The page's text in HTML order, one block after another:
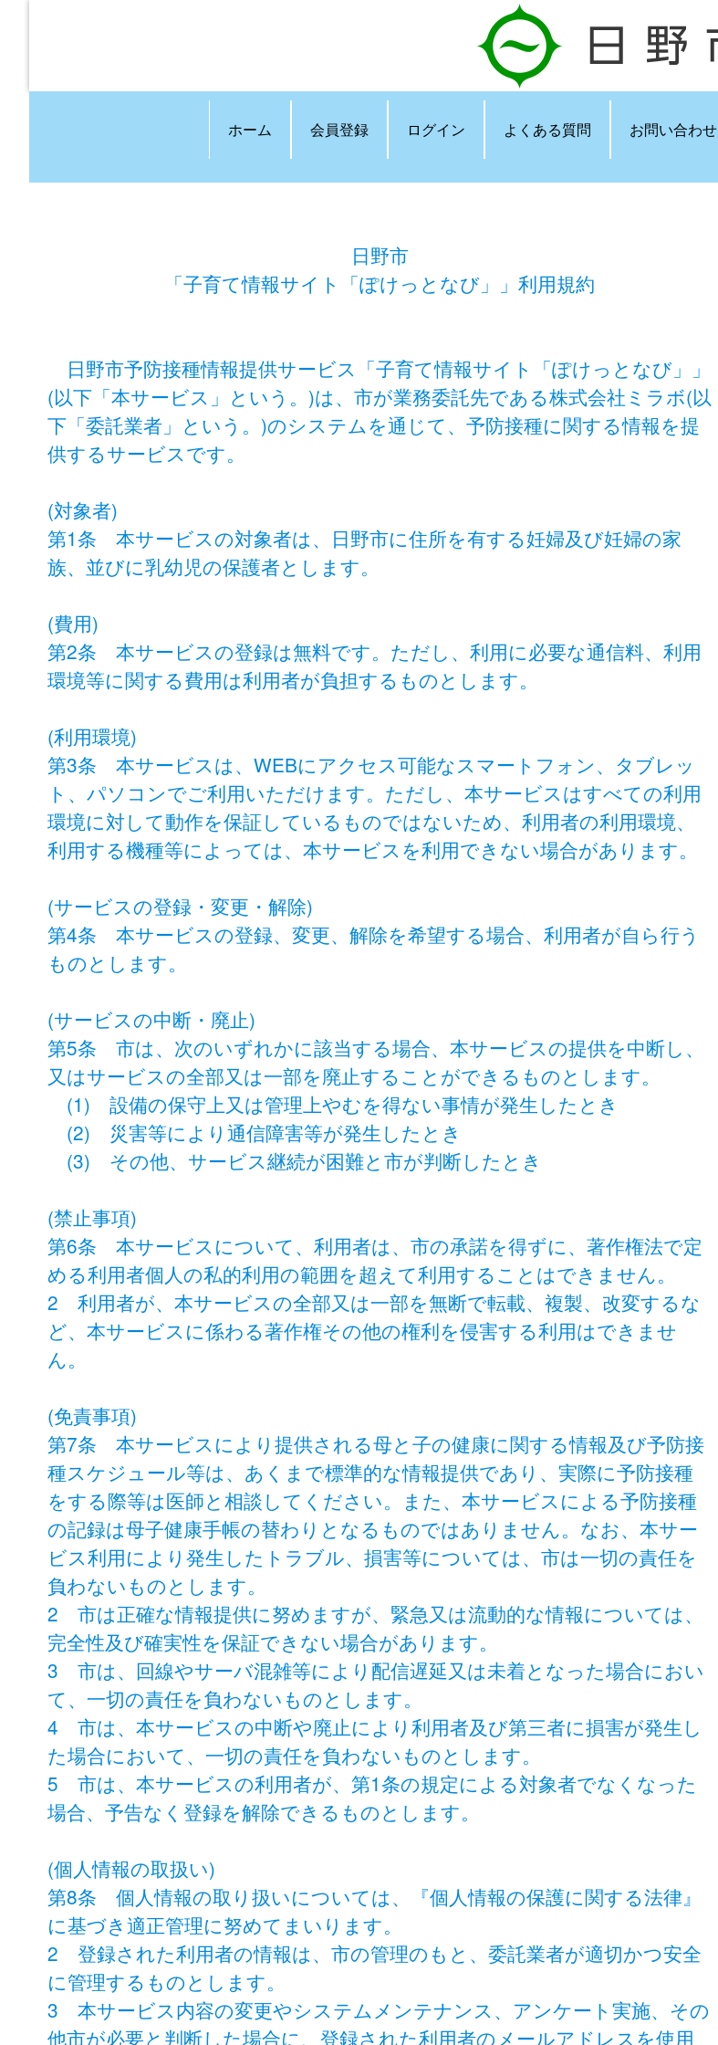
ホーム 会員登録 ログイン よくある質問 お問い合わせ
日野市
「子育て情報サイト「ぽけっとなび」」利用規約
日野市予防接種情報提供サービス「子育て情報サイト「ぽけっとなび」」
(以下「本サービス」という。)は、市が業務委託先である株式会社ミラボ(以
下「委託業者」という。)のシステムを通じて、予防接種に関する情報を提
供するサービスです。
(対象者)
第1条 本サービスの対象者は、日野市に住所を有する妊婦及び妊婦の家
族、並びに乳幼児の保護者とします。
(費用)
第2条 本サービスの登録は無料です。ただし、利用に必要な通信料、利用
環境等に関する費用は利用者が負担するものとします。
(利用環境)
第3条 本サービスは、WEBにアクセス可能なスマートフォン、タブレッ
ト、パソコンでご利用いただけます。ただし、本サービスはすべての利用
環境に対して動作を保証しているものではないため、利用者の利用環境、
利用する機種等によっては、本サービスを利用できない場合があります。
(サービスの登録・変更・解除)
第4条 本サービスの登録、変更、解除を希望する場合、利用者が自ら行う
ものとします。
(サービスの中断・廃止)
第5条 市は、次のいずれかに該当する場合、本サービスの提供を中断し、
又はサービスの全部又は一部を廃止することができるものとします。
(1) 設備の保守上又は管理上やむを得ない事情が発生したとき
(2) 災害等により通信障害等が発生したとき
(3) その他、サービス継続が困難と市が判断したとき
(禁止事項)
第6条 本サービスについて、利用者は、市の承諾を得ずに、著作権法で定
める利用者個人の私的利用の範囲を超えて利用することはできません。
2 利用者が、本サービスの全部又は一部を無断で転載、複製、改変するな
ど、本サービスに係わる著作権その他の権利を侵害する利用はできませ
ん。
(免責事項)
第7条 本サービスにより提供される母と子の健康に関する情報及び予防接
種スケジュール等は、あくまで標準的な情報提供であり、実際に予防接種
をする際等は医師と相談してください。また、本サービスによる予防接種
の記録は母子健康手帳の替わりとなるものではありません。なお、本サー
ビス利用により発生したトラブル、損害等については、市は一切の責任を
負わないものとします。
2 市は正確な情報提供に努めますが、緊急又は流動的な情報については、
完全性及び確実性を保証できない場合があります。
3 市は、回線やサーバ混雑等により配信遅延又は未着となった場合におい
て、一切の責任を負わないものとします。
4 市は、本サービスの中断や廃止により利用者及び第三者に損害が発生し
た場合において、一切の責任を負わないものとします。
5 市は、本サービスの利用者が、第1条の規定による対象者でなくなった
場合、予告なく登録を解除できるものとします。
(個人情報の取扱い)
第8条 個人情報の取り扱いについては、『個人情報の保護に関する法律』
に基づき適正管理に努めてまいります。
2 登録された利用者の情報は、市の管理のもと、委託業者が適切かつ安全
に管理するものとします。
3 本サービス内容の変更やシステムメンテナンス、アンケート実施、その
他市が必要と判断した場合に、登録された利用者のメールアドレスを使用